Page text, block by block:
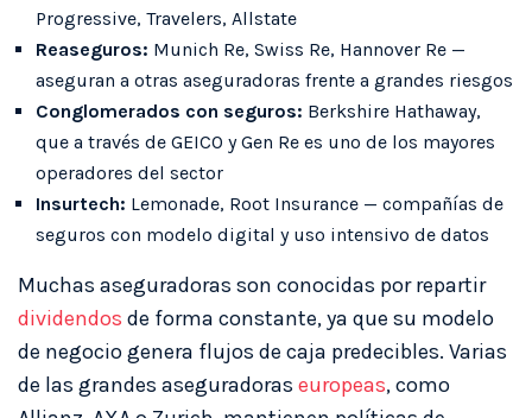
Progressive, Travelers, Allstate
Reaseguros: Munich Re, Swiss Re, Hannover Re —
aseguran a otras aseguradoras frente a grandes riesgos
Conglomerados con seguros: Berkshire Hathaway,
que a través de GEICO y Gen Re es uno de los mayores
operadores del sector
Insurtech: Lemonade, Root Insurance — compañías de
seguros con modelo digital y uso intensivo de datos
Muchas aseguradoras son conocidas por repartir
dividendos de forma constante, ya que su modelo
de negocio genera flujos de caja predecibles. Varias
de las grandes aseguradoras europeas, como